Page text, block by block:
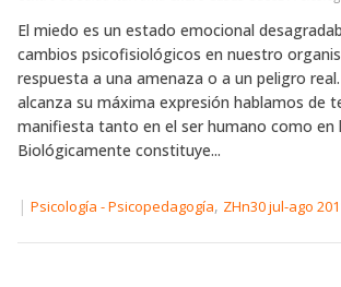
El miedo es un estado emocional
cambios psicofisiológicos en nuestro
respuesta a una amenaza o a un peligro
alcanza su máxima expresión hablamos de
manifiesta tanto en el ser humano como en
Biológicamente constituye...
| Psicología - Psicopedagogía, ZHn30 jul-ago